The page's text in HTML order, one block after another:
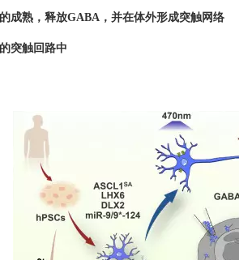
成熟，释放GABA，并在体外形成突触网络
突触回路中